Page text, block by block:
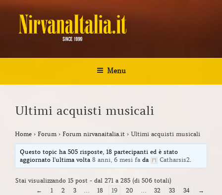
Salta
contenuto
NIRVANA ITALIA
Menu
Ultimi acquisti musicali
Home › Forum › Forum nirvanaitalia.it › Ultimi acquisti musicali
Questo topic ha 505 risposte, 18 partecipanti ed è stato
aggiornato l'ultima volta8 anni, 6 mesi fa da Catharsis2.
Stai visualizzando 15 post - dal 271 a 285 (di 506 totali)
←
1 2 3 … 18 19 20 … 32 33 34 →